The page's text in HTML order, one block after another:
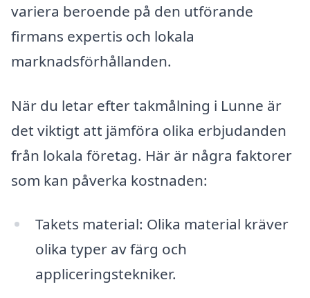
variera beroende på den utförande
firmans expertis och lokala
marknadsförhållanden.
När du letar efter takmålning i Lunne är
det viktigt att jämföra olika erbjudanden
från lokala företag. Här är några faktorer
som kan påverka kostnaden:
Takets material: Olika material kräver
olika typer av färg och
appliceringstekniker.